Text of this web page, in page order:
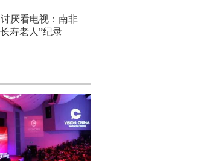
厌看电视：南非
寿老人”纪录